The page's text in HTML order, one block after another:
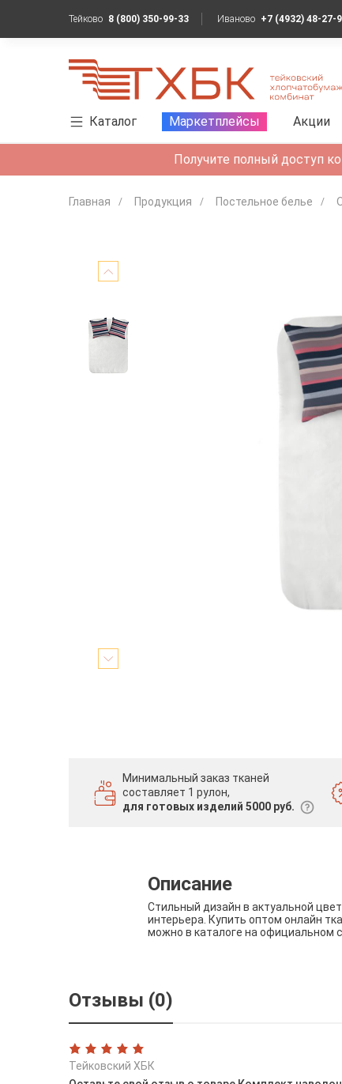
Тейково 8 (800) 350-99-33 Иваново +7 (4932) 48-27-
Каталог Маркетплейсы Акции
Получите полный доступ
Главная Продукция Постельное белье
Минимальный заказ тканей
составляет 1 рулон,
для готовых изделий 5000 руб.
Описание
Стильный дизайн в актуальной
интерьера. Купить оптом онлайн
можно в каталоге на официальном
Отзывы (0)
Тейковский ХБК